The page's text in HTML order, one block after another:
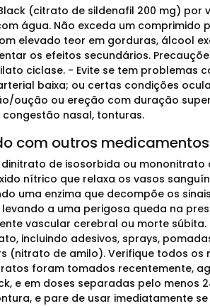
(citrato de sildenafil 200 mg) por
água. Não exceda um
elevado teor em gorduras, álcool
os efeitos secundários.
ciclase. - Evite se tem problemas
baixa; ou certas condições
oução ou ereção com duração
nasal, tonturas.
com outros
de isosorbida ou
nítrico que relaxa os vasos
uma enzima que decompõe os
a uma perigosa queda na
vascular cerebral ou morte
incluindo adesivos, sprays,
(nitrato de amilo). Verifique todos
foram tomados recentemente,
e em doses separadas pelo menos
e pare de usar imediatamente